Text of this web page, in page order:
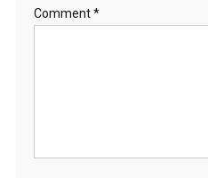
Comment*